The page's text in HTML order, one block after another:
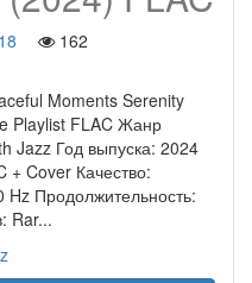
162
Moments Serenity
Playlist FLAC Жанр
Jazz Год выпуска: 2024
Cover Качество:
Продолжительность:
Rar...